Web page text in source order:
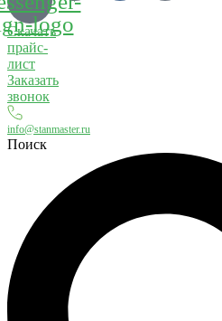
logo
Скачать
прайс-
лист
Заказать
звонок
info@stanmaster.ru
Поиск